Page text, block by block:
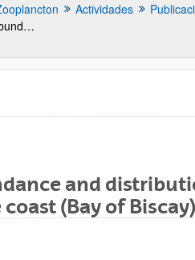
Actividades
PUBLICACION_Differences_in_the_abundance_and_distribution_of_copepods_in_two_estuaries_of_the_Basque_coast_Bay_of_Biscay_in_relation_to_pollution
and
(Bay of